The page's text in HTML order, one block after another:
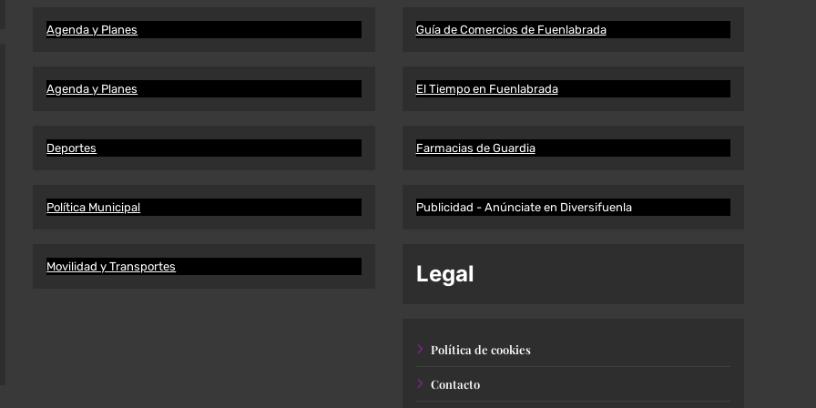
Agenda y Planes
Agenda y Planes
Deportes
Política Municipal
Movilidad y Transportes
Guía de Comercios de Fuenlabrada
El Tiempo en Fuenlabrada
Farmacias de Guardia
Publicidad - Anúnciate en Diversifuenla
Legal
Política de cookies
Contacto